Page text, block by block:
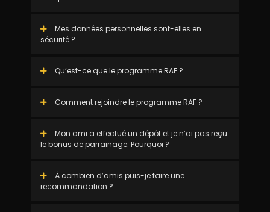
Mes données personnelles sont-elles en
sécurité ?
Qu’est-ce que le programme RAF ?
Comment rejoindre le programme RAF ?
Mon ami a effectué un dépôt et je n’ai pas reçu
le bonus de parrainage. Pourquoi ?
À combien d’amis puis-je faire une
recommandation ?